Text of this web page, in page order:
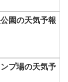
園の天気予報
プ場の天気予